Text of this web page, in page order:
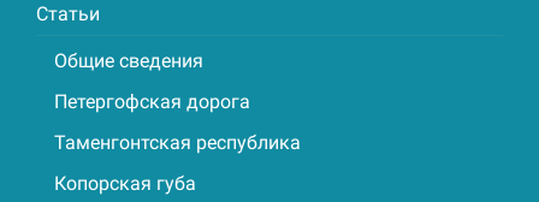
Статьи
Общие сведения
Петергофская дорога
Таменгонтская республика
Копорская губа